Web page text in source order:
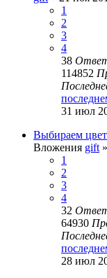
1
2
3
4
38
114852
31 июл
Выбираем
Вложения gift»
1
2
3
4
32
64930
28 июл